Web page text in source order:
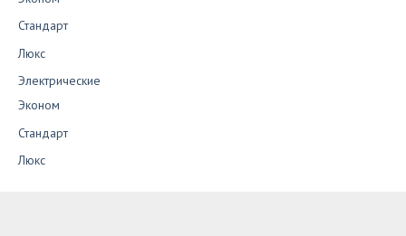
Стандарт
Люкс
Электрические
Эконом
Стандарт
Люкс